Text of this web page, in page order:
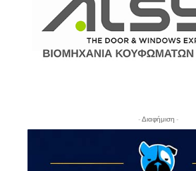
- Διαφήμιση -